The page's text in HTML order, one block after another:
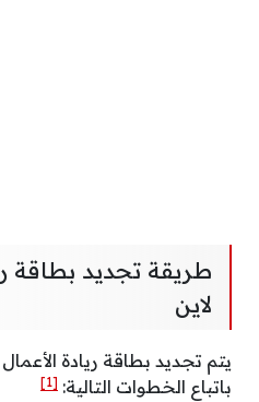
طريقة تجديد بطاقة
لاين
يتم تجديد بطاقة ريادة
باتباع الخطوات التالية: [1]